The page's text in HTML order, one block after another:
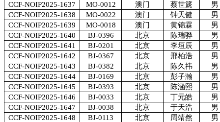
CCF-NOIP2025-1637
MO-0012 澳门 蔡世篪
男
CCF-NOIP2025-1638
MO-0022 澳门 钟天健
男
CCF-NOIP2025-1639
MO-0018 澳门 黄锦霖
男
CCF-NOIP2025-1640
BJ-0396 北京 陈瑞骅
男
CCF-NOIP2025-1641
BJ-0201 北京 李垣辰
男
CCF-NOIP2025-1642
BJ-0367 北京 邢柏浩
男
CCF-NOIP2025-1643
BJ-0382 北京 陈久祎
男
CCF-NOIP2025-1644
BJ-0169 北京 彭子瀚
男
CCF-NOIP2025-1645
BJ-0393 北京 陈涵熙
男
CCF-NOIP2025-1646
BJ-0033 北京 丁元皓
男
CCF-NOIP2025-1647
BJ-0038 北京 于天浩
男
CCF-NOIP2025-1648
BJ-0113 北京 周靖然
男